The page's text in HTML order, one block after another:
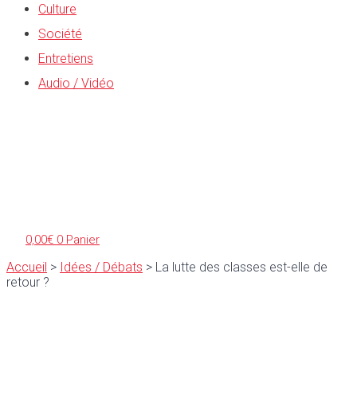
Culture
Société
Entretiens
Audio / Vidéo
0,00€ 0 Panier
Accueil > Idées / Débats > La lutte des classes est-elle de
retour ?